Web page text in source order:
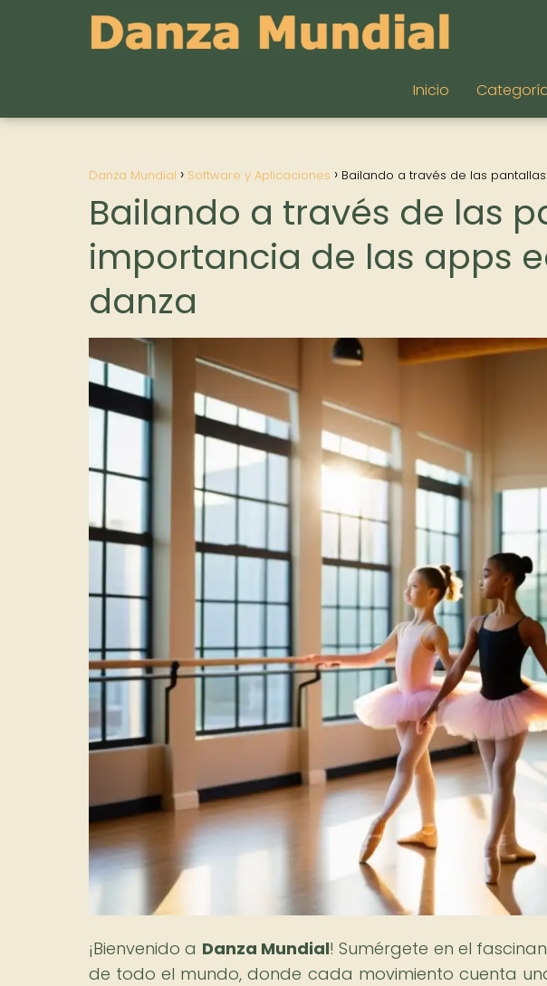
Inicio
Danza Mundial Software y Aplicaciones Bailando a través de las
Bailando a través de las
importancia de las apps
danza
¡Bienvenido a Danza Mundial! Sumérgete en el
de todo el mundo, donde cada movimiento cuenta